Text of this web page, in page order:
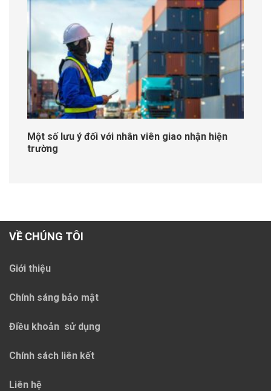
Một số lưu ý đối với nhân viên giao nhận hiện
trường
VỀ CHÚNG TÔI
Giới thiệu
Chính sáng bảo mật
Điều khoản sử dụng
Chính sách liên kết
Liên hệ